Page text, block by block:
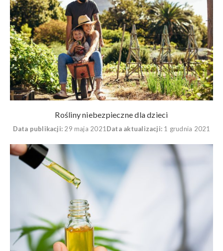
Rośliny niebezpieczne dla dzieci
Data publikacji: 29 maja 2021Data aktualizacji: 1 grudnia 2021